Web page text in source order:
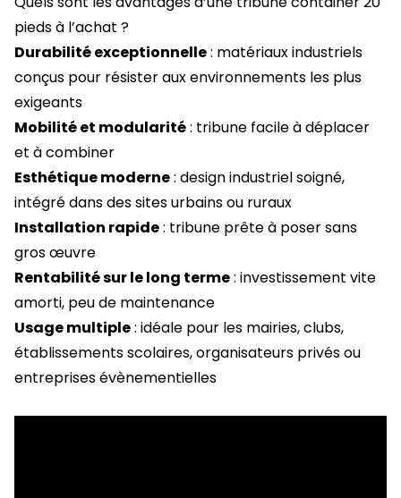
pieds à l’achat ?
Durabilité exceptionnelle: matériaux industriels
conçus pour résister aux environnements les plus
exigeants
Mobilité et modularité: tribune facile à déplacer
et à combiner
Esthétique moderne: design industriel soigné,
intégré dans des sites urbains ou ruraux
Installation rapide: tribune prête à poser sans
gros œuvre
Rentabilité sur le long terme: investissement vite
amorti, peu de maintenance
Usage multiple: idéale pour les mairies, clubs,
établissements scolaires, organisateurs privés ou
entreprises évènementielles